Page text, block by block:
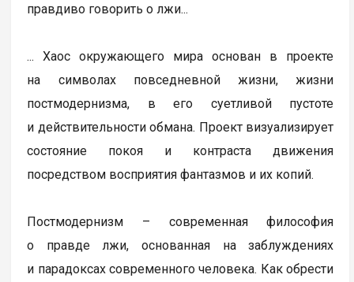
правдиво говорить о лжи...
... Хаос окружающего мира основан в проекте
на символах повседневной жизни, жизни
постмодернизма, в его суетливой пустоте
и действительности обмана. Проект визуализирует
состояние покоя и контраста движения
посредством восприятия фантазмов и их копий.
Постмодернизм – современная философия
о правде лжи, основанная на заблуждениях
и парадоксах современного человека. Как обрести